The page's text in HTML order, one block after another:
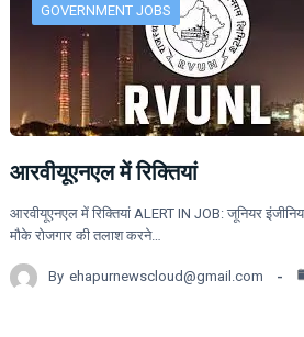
GOVERNMENT JOBS
आरवीयूएनएल में रिक्तियां
आरवीयूएनएल में रिक्तियां ALERT IN JOB: जूनियर
मौके रोजगार की तलाश करने…
By ehapurnewscloud@gmail.com